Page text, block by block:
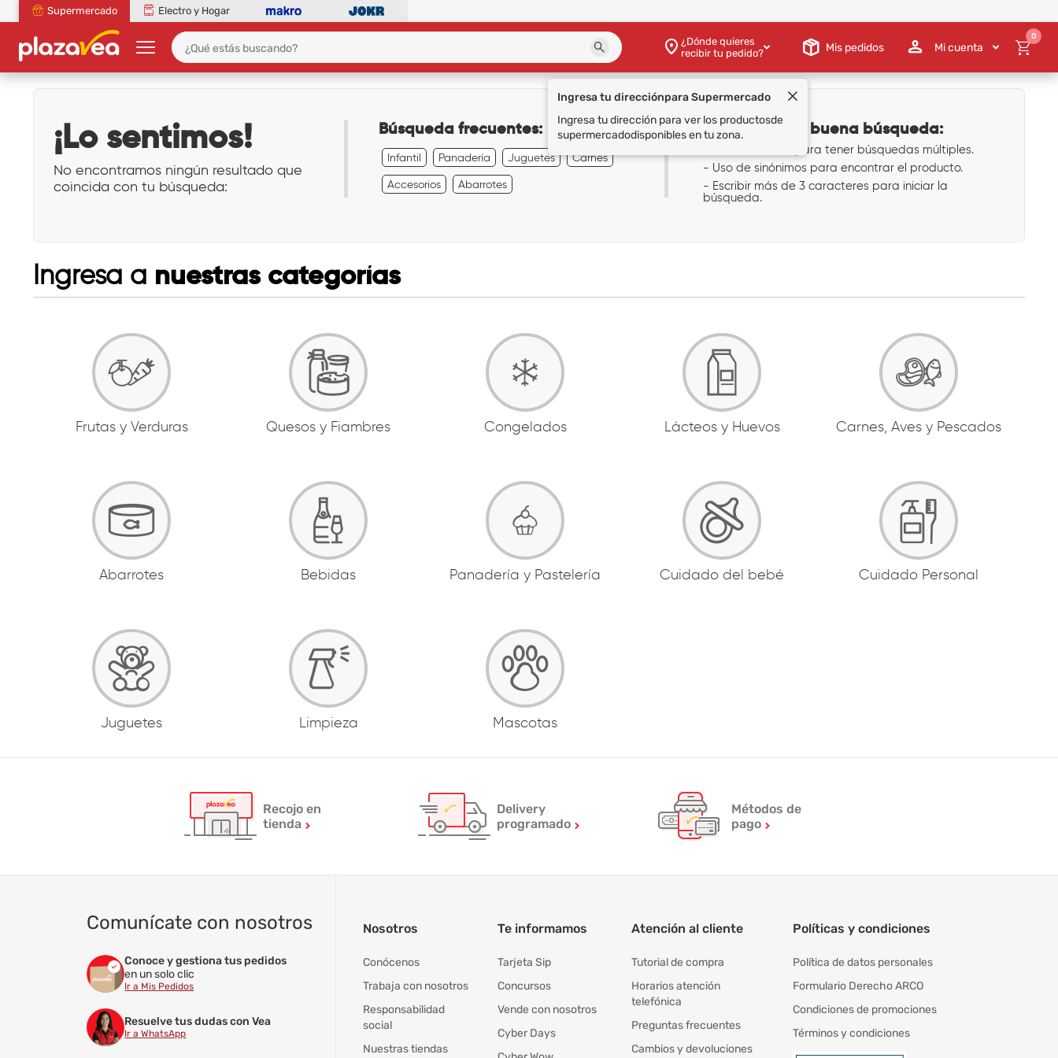
Supermercado Electro y Hogar
¿Dónde quieres
recibir tu pedido?
Mis pedidos Mi cuenta
0
Ingresa tu direcciónpara Supermercado
Ingresa tu dirección para ver los productosde
supermercadodisponibles en tu zona.
¡Lo sentimos!
No encontramos ningún resultado que
coincida con tu búsqueda:
Búsqueda frecuentes:
Infantil Panadería Juguetes Carnes
Accesorios Abarrotes
Tips para una buena búsqueda:
- Uso de comas para tener búsquedas múltiples.
- Uso de sinónimos para encontrar el producto.
- Escribir más de 3 caracteres para iniciar la
búsqueda.
Ingresa a nuestras categorías
Frutas y Verduras Quesos y Fiambres Congelados Lácteos y Huevos Carnes, Aves y Pescados
Abarrotes Bebidas Panadería y Pastelería Cuidado del bebé Cuidado Personal
Juguetes Limpieza Mascotas
Recojo en
tienda
Delivery
programado
Métodos de
pago
Comunícate con nosotros
Conoce y gestiona tus pedidos
en un solo clic
Ir a Mis Pedidos
Resuelve tus dudas con Vea
Ir a WhatsApp
Nosotros
Conócenos
Trabaja con nosotros
Responsabilidad
social
Nuestras tiendas
Te informamos
Tarjeta Sip
Concursos
Vende con nosotros
Cyber Days
Atención al cliente
Tutorial de compra
Horarios atención
telefónica
Preguntas frecuentes
Cambios y devoluciones
Políticas y condiciones
Política de datos personales
Formulario Derecho ARCO
Condiciones de promociones
Términos y condiciones